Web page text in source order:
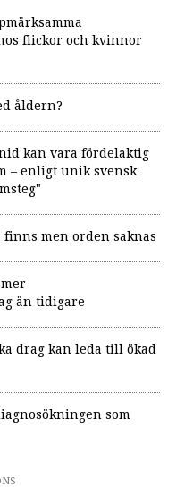
flickor och kvinnor
åldern?
kan vara fördelaktig
– enligt unik svensk
men orden saknas
än tidigare
drag kan leda till ökad
som